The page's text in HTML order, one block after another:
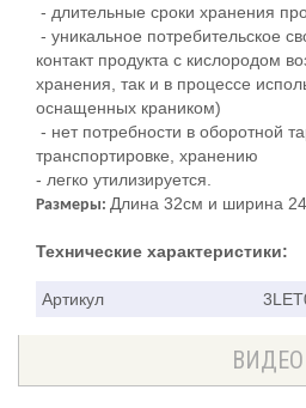
- длительные сроки хранения
- уникальное потребительское
контакт продукта с кислородом
хранения, так и в процессе
оснащенных краником)
- нет потребности в оборотной
транспортировке, хранению
- легко утилизируется.
Размеры: Длина 32см и ширина
Технические характеристики:
Артикул
ВИДЕО